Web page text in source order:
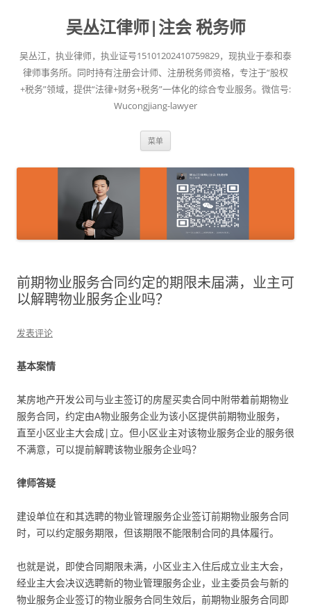
吴丛江律师|注会 税务师
吴丛江，执业律师，执业证号15101202410759829，现执业于泰和泰
律师事务所。同时持有注册会计师、注册税务师资格，专注于“股权
+税务”领域，提供“法律+财务+税务”一体化的综合专业服务。微信号:
Wucongjiang-lawyer
菜单
文
前期物业服务合同约定的期限未届满，业主可
以解聘物业服务企业吗？
发表评论
基本案情
某房地产开发公司与业主签订的房屋买卖合同中附带着前期物业
服务合同，约定由A物业服务企业为该小区提供前期物业服务，
直至小区业主大会成|立。但小区业主对该物业服务企业的服务很
不满意，可以提前解聘该物业服务企业吗？
律师答疑
建设单位在和其选聘的物业管理服务企业签订前期物业服务合同
时，可以约定服务期限，但该期限不能限制合同的具体履行。
也就是说，即使合同期限未满，小区业主入住后成立业主大会，
经业主大会决议选聘新的物业管理服务企业，业主委员会与新的
物业服务企业签订的物业服务合同生效后，前期物业服务合同即